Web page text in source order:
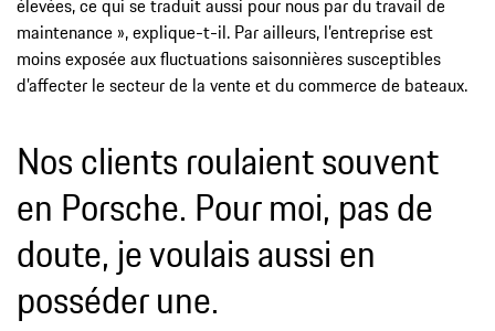
maintenance », explique-t-il. Par ailleurs, l’entreprise est
moins exposée aux fluctuations saisonnières susceptibles
d’affecter le secteur de la vente et du commerce de bateaux.
Nos clients roulaient souvent
en Porsche. Pour moi, pas de
doute, je voulais aussi en
posséder une.